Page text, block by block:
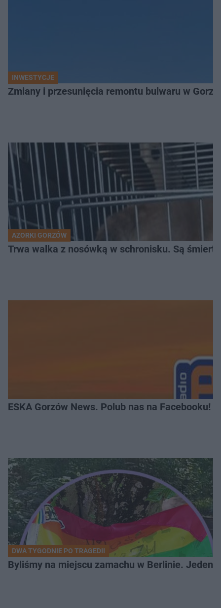
INWESTYCJE
Zmiany i przesunięcia remontu bulwaru w
AZORKI GORZÓW
Trwa walka z nosówką w schronisku. Są
ESKA Gorzów News. Polub nas na Facebooku!
DWA TYGODNIE PO TRAGEDII
Byliśmy na miejscu zamachu w Berlinie. Jeden